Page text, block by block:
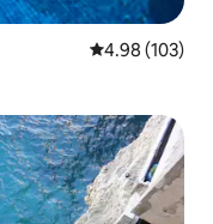
レビュー103
4.98 (103)